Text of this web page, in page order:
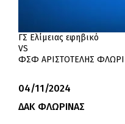
ΓΣ Ελίμειας εφηβικό
VS
ΦΣΦ ΑΡΙΣΤΟΤΕΛΗΣ
04/11/2024
ΔΑΚ ΦΛΩΡΙΝΑΣ